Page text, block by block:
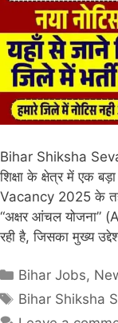
Bihar Shiksha
शिक्षा के क्षेत्र में एक
Vacancy 2025 के तहत
“अक्षर आंचल योजना”
रही है, जिसका मुख्य
Bihar Jobs,
Bihar Shiksha